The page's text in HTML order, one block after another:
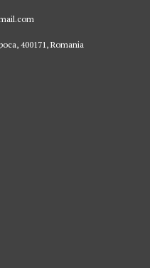
400171, Romania